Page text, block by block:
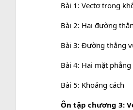
Bài 5: Khoảng cách